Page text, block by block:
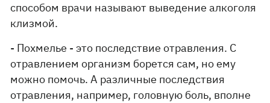
способом врачи называют выведение алкоголя
клизмой.
- Похмелье - это последствие отравления. С
отравлением организм борется сам, но ему
можно помочь. А различные последствия
отравления, например, головную боль, вполне